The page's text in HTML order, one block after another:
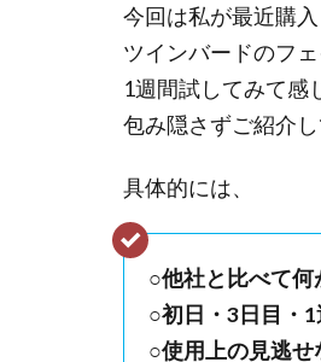
今回は私が最近購入
ツインバードのフ
1週間試してみて感
包み隠さずご紹介し
具体的には、
○他社と比べて何
○初日・3日目・
○使用上の見逃せ